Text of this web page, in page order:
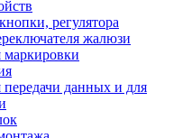
регулятора
жалюзи
передачи данных и для